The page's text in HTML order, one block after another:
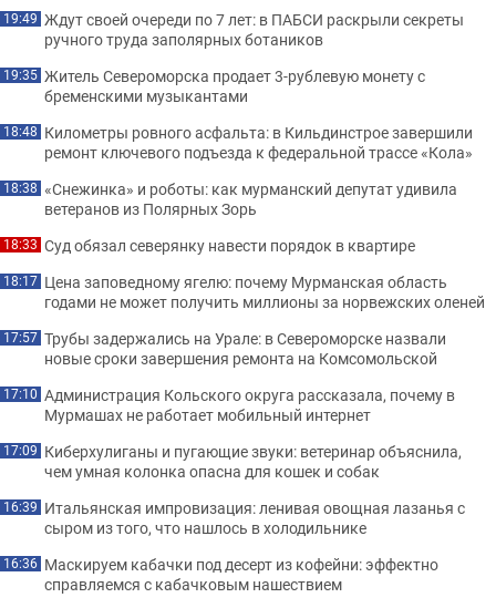
19:49 Ждут своей очереди по 7 лет: в ПАБСИ раскрыли секреты
ручного труда заполярных ботаников
19:35 Житель Североморска продает 3-рублевую монету с
бременскими музыкантами
18:48 Километры ровного асфальта: в Кильдинстрое завершили
ремонт ключевого подъезда к федеральной трассе «Кола»
18:38 «Снежинка» и роботы: как мурманский депутат удивила
ветеранов из Полярных Зорь
18:33 Суд обязал северянку навести порядок в квартире
18:17 Цена заповедному ягелю: почему Мурманская область
годами не может получить миллионы за норвежских оленей
17:57 Трубы задержались на Урале: в Североморске назвали
новые сроки завершения ремонта на Комсомольской
17:10 Администрация Кольского округа рассказала, почему в
Мурмашах не работает мобильный интернет
17:09 Киберхулиганы и пугающие звуки: ветеринар объяснила,
чем умная колонка опасна для кошек и собак
16:39 Итальянская импровизация: ленивая овощная лазанья с
сыром из того, что нашлось в холодильнике
16:36 Маскируем кабачки под десерт из кофейни: эффектно
справляемся с кабачковым нашествием